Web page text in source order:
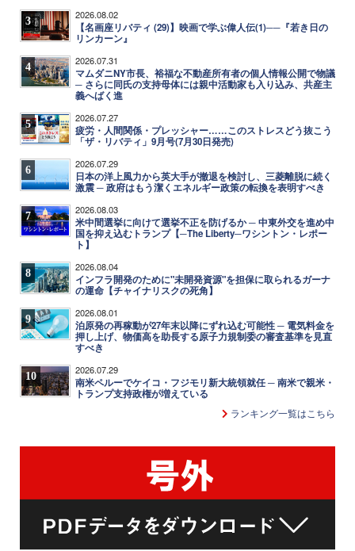
3 2026.08.02
【名画座リバティ (29)】映画で学ぶ偉人伝(1)──『若き日の
リンカーン』
4 2026.07.31
マムダニNY市長、裕福な不動産所有者の個人情報公開で物議
─ さらに同氏の支持母体には親中活動家も入り込み、共産主
義へばく進
5 2026.07.27
疲労・人間関係・プレッシャー……このストレスどう抜こう
「ザ・リバティ」9月号(7月30日発売)
6 2026.07.29
日本の洋上風力から英大手が撤退を検討し、三菱離脱に続く
激震 ─ 政府はもう潔くエネルギー政策の転換を表明すべき
7 2026.08.03
米中間選挙に向けて選挙不正を防げるか ─ 中東外交を進め中
国を抑え込むトランプ【─The Liberty─ワシントン・レポー
ト】
8 2026.08.04
インフラ開発のために"未開発資源"を担保に取られるガーナ
の運命【チャイナリスクの死角】
9 2026.08.01
泊原発の再稼動が27年末以降にずれ込む可能性 ─ 電気料金を
押し上げ、物価高を助長する原子力規制委の審査基準を見直
すべき
10 2026.07.29
南米ペルーでケイコ・フジモリ新大統領就任 ─ 南米で親米・
トランプ支持政権が増えている
ランキング一覧はこちら